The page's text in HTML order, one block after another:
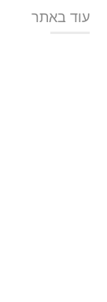
עוד באתר